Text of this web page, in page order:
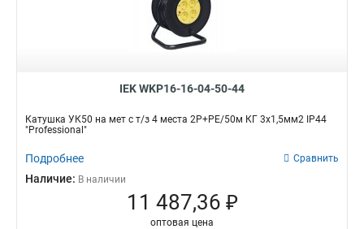
IEK WKP16-16-04-50-44
Катушка УК50 на мет с т/з 4 места 2Р+PЕ/50м КГ 3х1,5мм2 IP44
"Professional"
Подробнее Сравнить
Наличие: В наличии
11 487,36 ₽
оптовая цена